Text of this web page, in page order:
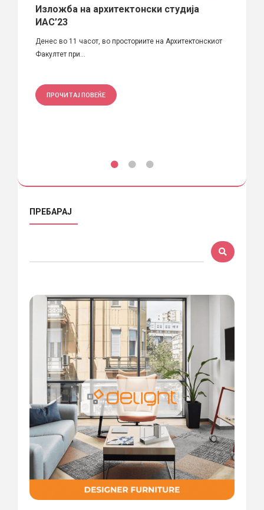
Изложба на архитектонски студија
ИАС’23
Денес во 11 часот, во просториите на Архитектонскиот
Факултет при...
ПРОЧИТАЈ ПОВЕЌЕ
ПРЕБАРАЈ